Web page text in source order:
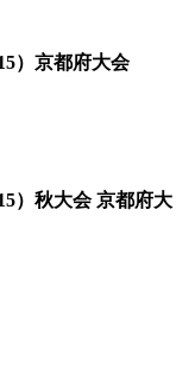
）京都府大会
）秋大会 京都府大